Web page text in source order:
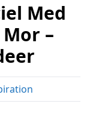
Med
–